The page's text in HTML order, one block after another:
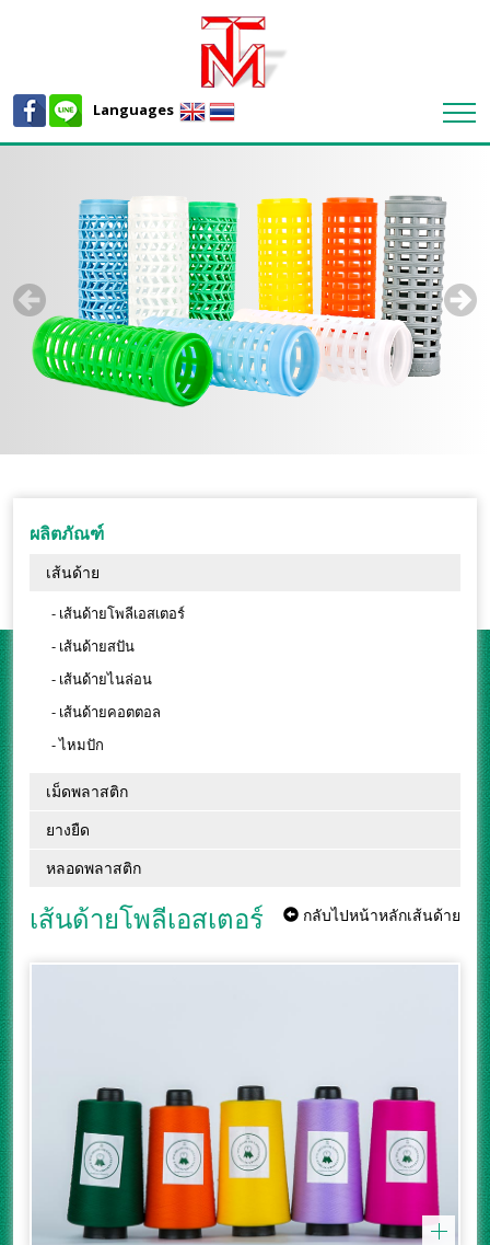
Languages
ผลิตภัณฑ์
เส้นด้าย
- เส้นด้ายโพลีเอสเตอร์
- เส้นด้ายสปัน
- เส้นด้ายไนล่อน
- เส้นด้ายคอตตอล
- ไหมปัก
เม็ดพลาสติก
ยางยืด
หลอดพลาสติก
เส้นด้ายโพลีเอสเตอร์ กลับไปหน้าหลักเส้นด้าย